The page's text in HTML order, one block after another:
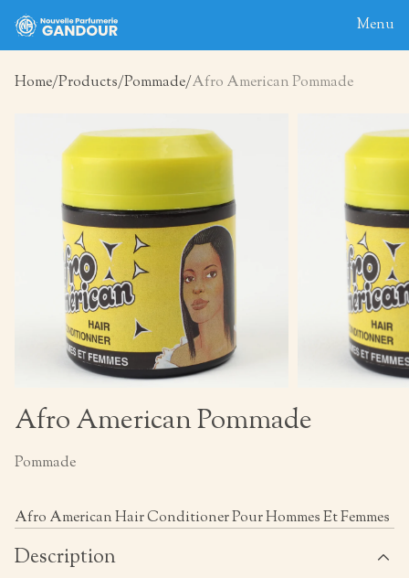
Menu
About
Blog
Products
Contact
Home Products Pommade Afro American Pommade
Afro American Pommade
Pommade
Afro American Hair Conditioner Pour Hommes Et Femmes
Description